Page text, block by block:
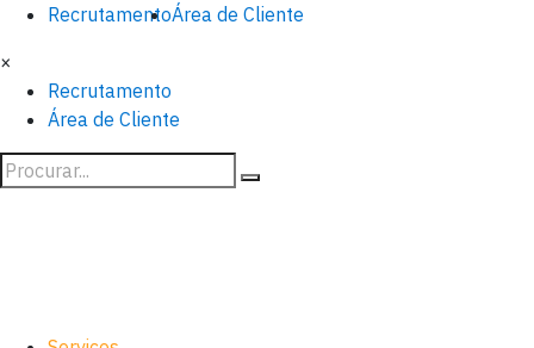
RecrutamentoÁrea de Cliente
×
Recrutamento
Área de Cliente